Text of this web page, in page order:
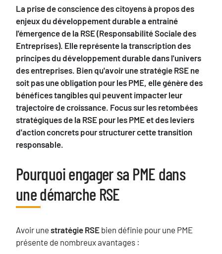
La prise de conscience des citoyens à propos des
enjeux du développement durable a entrainé
l'émergence de la RSE (Responsabilité Sociale des
Entreprises). Elle représente la transcription des
principes du développement durable dans l'univers
des entreprises. Bien qu'avoir une stratégie RSE ne
soit pas une obligation pour les PME, elle génère des
bénéfices tangibles qui peuvent impacter leur
trajectoire de croissance. Focus sur les retombées
stratégiques de la RSE pour les PME et des leviers
d'action concrets pour structurer cette transition
responsable.
Titre
Pourquoi engager sa PME dans
une démarche RSE
Texte
Avoir une stratégie RSE bien définie pour une PME
présente de nombreux avantages :